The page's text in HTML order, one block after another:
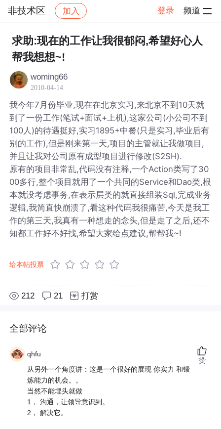
非技术区 加入 登录 频道
社区 非技术区 帖子详情
求助:现在的工作让我很郁闷,希望好心人
帮我想想~!
woming66
2010-04-14
我今年7月份毕业,现在在北京实习,来北京不到10天就
到了一份工作(笔试+面试+上机),这家公司(小公司不到
100人)的待遇挺好,实习1895+中餐(只是实习,毕业后有
别的工作),但是刚来第一天,项目的主管就让我做项目,
并且让我对公司原有成型项目进行修改(S2SH).
原有的项目非常乱,代码没有注释,一个Action类写了30
00多行,整个项目就用了一个共同的Service和Dao类,根
本就没考虑事务,在表示层类的就直接组装Sql,完成业务
逻辑,我简直快崩溃了,看这种代码我很痛苦,今天是我工
作的第三天,我真有一种想走的念头,但是走了之后,还不
知都工作好不好找,希望大家给点建议,帮帮我~!
给本帖投票
212 21 打赏
全部评论
qhfu
从另外一个角度讲：这是一个很好的展现 你实力 和锻
炼能力的机会。。
当然不能埋头就做
1， 沟通，让领导意识到。
2， 解决它。
赞